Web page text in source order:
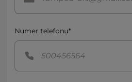
Numer telefonu*